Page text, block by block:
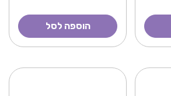
הוספה לסל